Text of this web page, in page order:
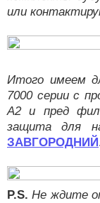
или
Итого имеем
7000 серии с
А2 и пред
защита для
ЗАВГОРОДНИЙ
P.S. Не ждите